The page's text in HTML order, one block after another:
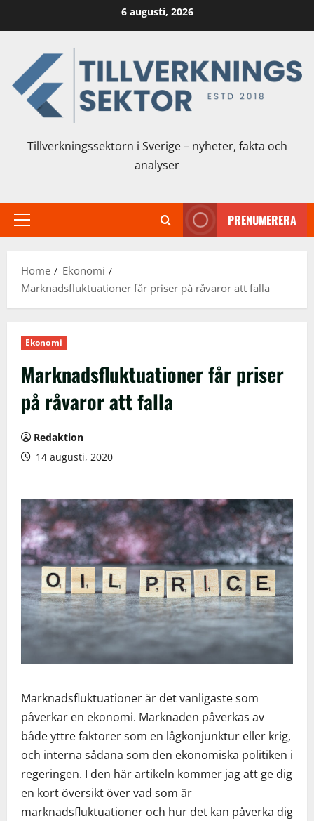
to
6 augusti, 2026
Tillverkningssektorn i Sverige – nyheter, fakta och
analyser
Primary
PRENUMERERA
Home
Ekonomi
Marknadsfluktuationer får priser på råvaror att falla
Ekonomi
Marknadsfluktuationer får priser
på råvaror att falla
Redaktion
14 augusti, 2020
Marknadsfluktuationer är det vanligaste som
påverkar en ekonomi. Marknaden påverkas av
både yttre faktorer som en lågkonjunktur eller krig,
och interna sådana som den ekonomiska politiken i
regeringen. I den här artikeln kommer jag att ge dig
en kort översikt över vad som är
marknadsfluktuationer och hur det kan påverka dig